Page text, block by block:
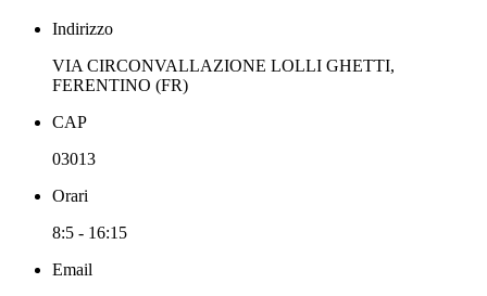
Indirizzo
VIA CIRCONVALLAZIONE LOLLI GHETTI,
FERENTINO (FR)
CAP
03013
Orari
8:5 - 16:15
Email